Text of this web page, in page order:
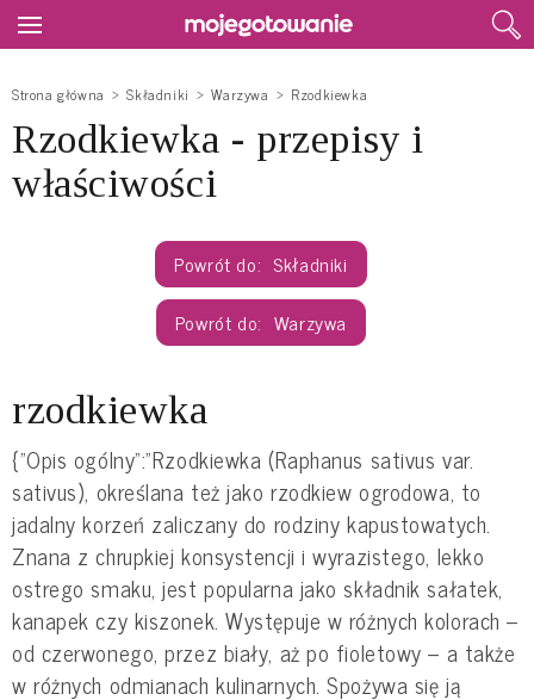
Strona główna Składniki Warzywa Rzodkiewka
Rzodkiewka - przepisy i
właściwości
Składniki
Warzywa
rzodkiewka
{"Opis ogólny":"Rzodkiewka (Raphanus sativus var.
sativus), określana też jako rzodkiew ogrodowa, to
jadalny korzeń zaliczany do rodziny kapustowatych.
Znana z chrupkiej konsystencji i wyrazistego, lekko
ostrego smaku, jest popularna jako składnik sałatek,
kanapek czy kiszonek. Występuje w różnych kolorach –
od czerwonego, przez biały, aż po fioletowy – a także
w różnych odmianach kulinarnych. Spożywa się ją